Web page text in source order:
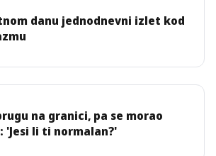
danu jednodnevni izlet kod
na granici, pa se morao
'Jesi li ti normalan?'